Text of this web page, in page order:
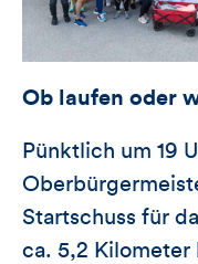
Ob laufen oder
Pünktlich um 19
Startschuss für
ca. 5,2 Kilometer